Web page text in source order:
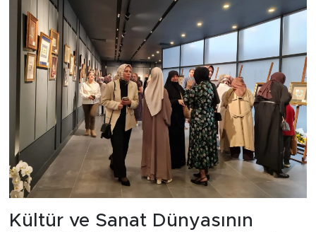
Kültür ve Sanat Dünyasının